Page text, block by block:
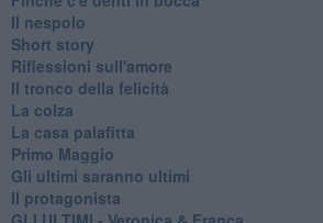
Il nespolo
Short story
Riflessioni sull'amore
Il tronco della felicità
La colza
La casa palafitta
Primo Maggio
Gli ultimi saranno ultimi
Il protagonista